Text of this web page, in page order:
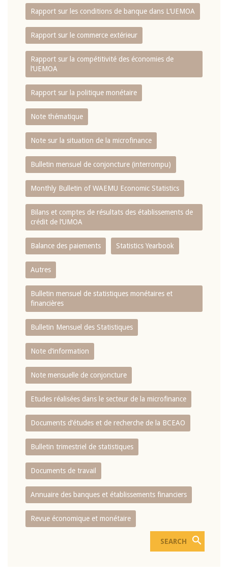
Rapport sur les conditions de banque dans L‘UEMOA
Rapport sur le commerce extérieur
Rapport sur la compétitivité des économies de
l‘UEMOA
Rapport sur la politique monétaire
Note thématique
Note sur la situation de la microfinance
Bulletin mensuel de conjoncture (interrompu)
Monthly Bulletin of WAEMU Economic Statistics
Bilans et comptes de résultats des établissements de
crédit de l‘UMOA
Balance des paiements Statistics Yearbook
Autres
Bulletin mensuel de statistiques monétaires et
financières
Bulletin Mensuel des Statistiques
Note d’information
Note mensuelle de conjoncture
Etudes réalisées dans le secteur de la microfinance
Documents d’études et de recherche de la BCEAO
Bulletin trimestriel de statistiques
Documents de travail
Annuaire des banques et établissements financiers
Revue économique et monétaire